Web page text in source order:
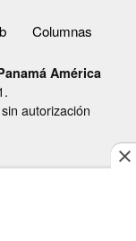
Columnas
América
autorización